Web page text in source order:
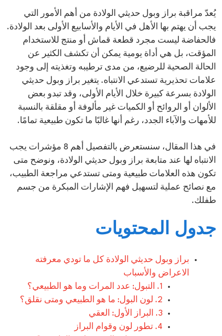
يُعدّ مراقبة براز وبول حديثي الولادة من أهم الأمور التي
يجب أن يهتم بها الأهل في الأيام والأسابيع الأولى بعد الولادة.
فالحفاضة ليست مجرد قطعة قماش أو منتج للاستخدام
المؤقت، بل هي أداة يومية يمكن أن تكشف الكثير عن
الحالة الصحية للرضيع، من مدى ترطيبه وتغذيته إلى وجود
علامات تحذيرية تستدعي الانتباه. يتغير براز وبول حديثي
الولادة بسرعة كبيرة خلال الأيام الأولى، وقد تبدو بعض
الألوان أو الروائح أو الكميات غير مألوفة أو مقلقة بالنسبة
للأمهات والآباء الجدد، رغم أنها غالبًا ما تكون طبيعية تمامًا.
في هذا المقال، سنستعرض بالتفصيل أهم 8 مؤشرات يجب
الانتباه لها عند متابعة براز وبول حديثي الولادة، ونوضح متى
تكون هذه العلامات طبيعية ومتى تستدعي مراجعة الطبيب،
مع نصائح عملية لتسهيل فهم الإشارات المبكرة من جسم
طفلك.
جدول المحتويات
براز وبول حديثي الولادة كل ما تودي معرفته
الاعراض والأسباب
1. التبول: عدد المرات وما هو الطبيعي؟
2. لون البول: ما هو الطبيعي ومتى نقلق؟
3. البراز الأول: العقي
4. تطور لون وقوام البراز